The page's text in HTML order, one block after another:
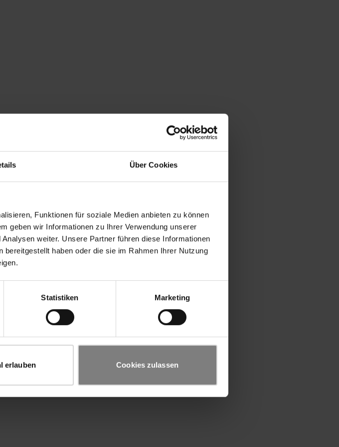
Über Cookies
Funktionen für soziale Medien anbieten zu können
geben wir Informationen zu Ihrer Verwendung unserer
weiter. Unsere Partner führen diese Informationen
haben oder die sie im Rahmen Ihrer Nutzung
Statistiken Marketing
erlauben Cookies zulassen